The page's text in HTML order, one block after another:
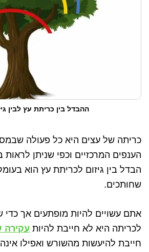
ההבדל בין כריתת עץ לבין
כריתה של עצים היא כל פעולה
הענפים המרכזיים וכפי שניתן
הבדל בין גיזום לכריתת עץ הוא
שחותכים.
אתם עשויים להיות מופתעים אך
לכריתה היא לא חייבת להיות עקירה
חייבת להיעשות מהשורש ואפילו